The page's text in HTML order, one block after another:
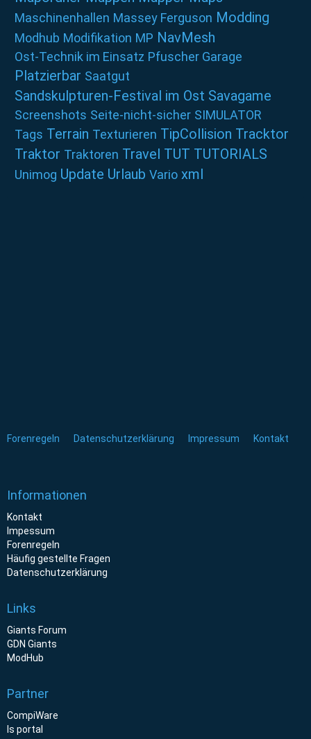
Maschinenhallen Massey Ferguson Modding
Modhub Modifikation MP NavMesh
Ost-Technik im Einsatz Pfuscher Garage
Platzierbar Saatgut
Sandskulpturen-Festival im Ost Savagame
Screenshots Seite-nicht-sicher SIMULATOR
Tags Terrain Texturieren TipCollision Tracktor
Traktor Traktoren Travel TUT TUTORIALS
Unimog Update Urlaub Vario xml
Forenregeln Datenschutzerklärung Impressum Kontakt
Informationen
Kontakt
Impessum
Forenregeln
Häufig gestellte Fragen
Datenschutzerklärung
Links
Giants Forum
GDN Giants
ModHub
Partner
CompiWare
ls portal